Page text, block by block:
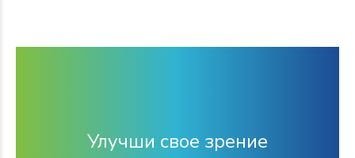
Улучши свое зрение